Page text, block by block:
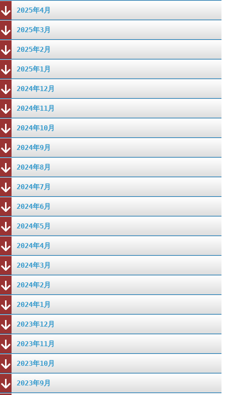
2025年4月
2025年3月
2025年2月
2025年1月
2024年12月
2024年11月
2024年10月
2024年9月
2024年8月
2024年7月
2024年6月
2024年5月
2024年4月
2024年3月
2024年2月
2024年1月
2023年12月
2023年11月
2023年10月
2023年9月